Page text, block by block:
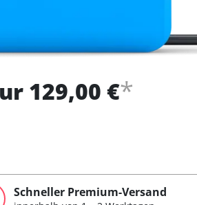
129,00 €*
Schneller Premium-Versand